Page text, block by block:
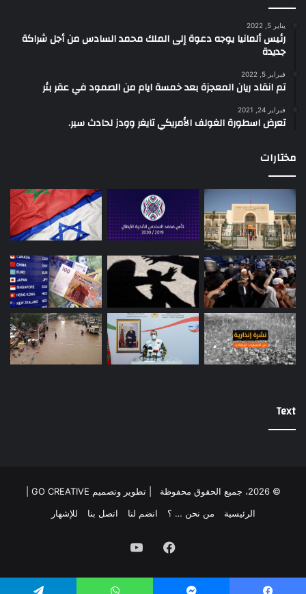
يناير 5, 2022
رئيس ألمانيا يوجه دعوة إلى الملك محمد السادس من أجل شراكة
جديدة
فبراير 5, 2022
تم انقاد ريان المعجزة بعد خمسة ايام من الصمود في عقر بئر
فبراير 24, 2021
تعرض اسطورة الغولف الأمريكي تايغر وودز لحادث سير.
مختارات
Text
© 2026، جميع الحقوق محفوظة | تطوير وتصميم GO CREATIVE
الرئيسية
من نحن … ؟ انضم لنا اتصل بنا للإشهار
فيسبوك